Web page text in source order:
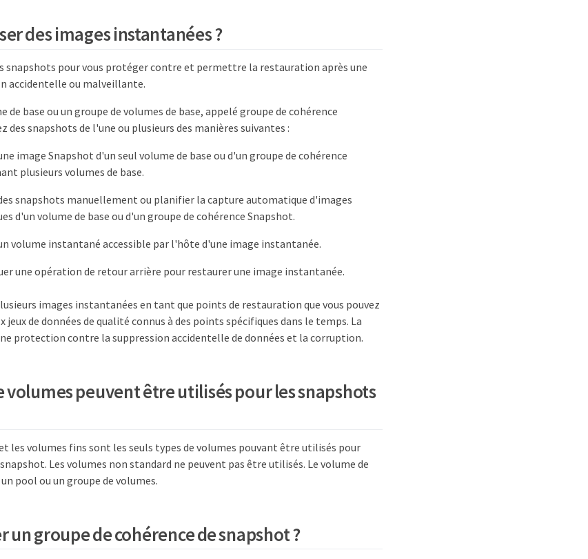
des images instantanées ?
snapshots pour vous protéger contre et permettre la restauration après une
accidentelle ou malveillante.
de base ou un groupe de volumes de base, appelé groupe de cohérence
des snapshots de l'une ou plusieurs des manières suivantes :
image Snapshot d'un seul volume de base ou d'un groupe de cohérence
plusieurs volumes de base.
snapshots manuellement ou planifier la capture automatique d'images
d'un volume de base ou d'un groupe de cohérence Snapshot.
volume instantané accessible par l'hôte d'une image instantanée.
une opération de retour arrière pour restaurer une image instantanée.
images instantanées en tant que points de restauration que vous pouvez
de données de qualité connus à des points spécifiques dans le temps. La
protection contre la suppression accidentelle de données et la corruption.
volumes peuvent être utilisés pour les snapshots
les volumes fins sont les seuls types de volumes pouvant être utilisés pour
Les volumes non standard ne peuvent pas être utilisés. Le volume de
pool ou un groupe de volumes.
un groupe de cohérence de snapshot ?